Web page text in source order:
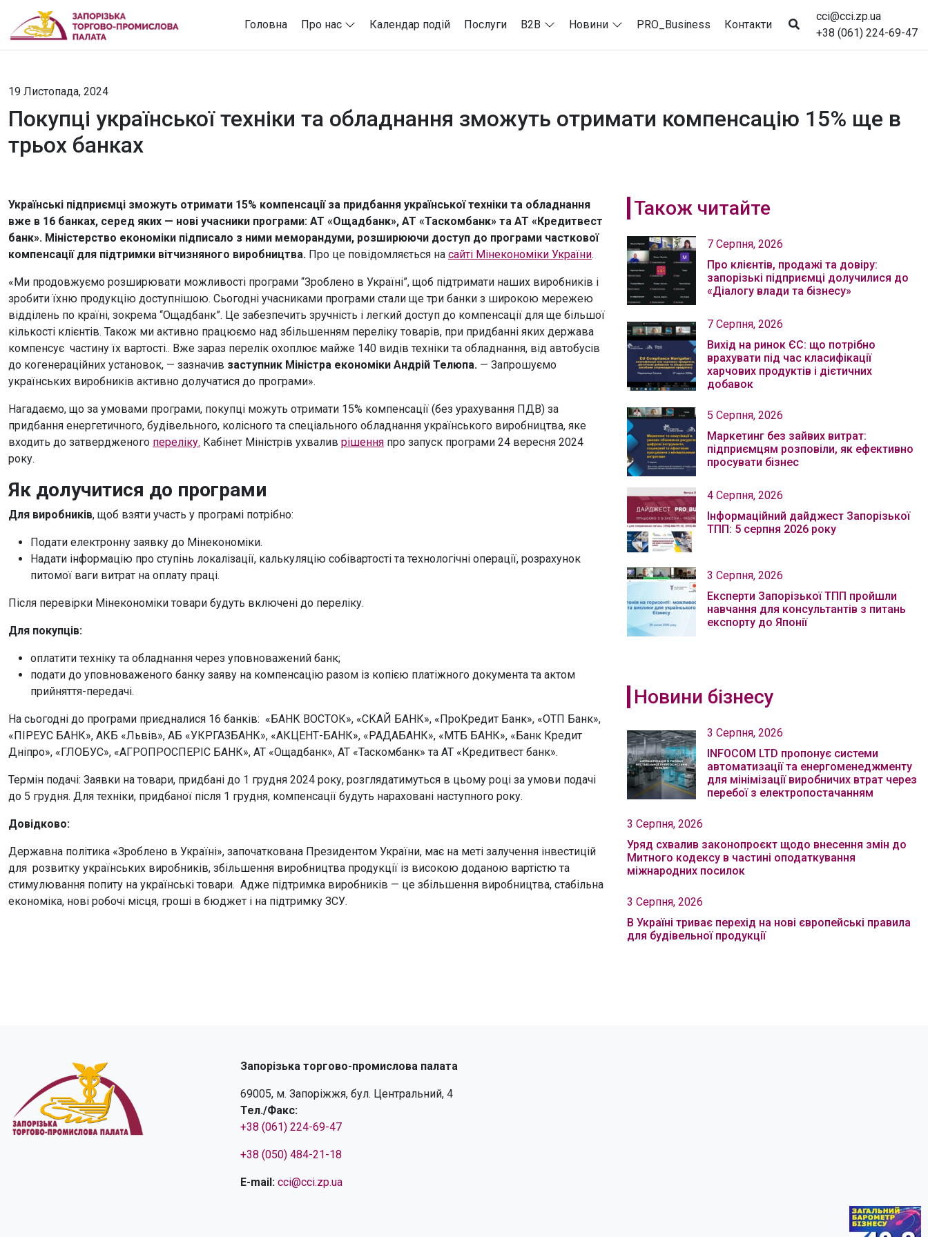
Головна Про нас Календар подій Послуги B2B Новини PRO_Business Контакти
cci@cci.zp.ua
+38 (061) 224-69-47
19 Листопада, 2024
Покупці української техніки та обладнання зможуть отримати компенсацію 15% ще в
трьох банках
Українські підприємці зможуть отримати 15% компенсації за придбання української техніки та обладнання
вже в 16 банках, серед яких — нові учасники програми: АТ «Ощадбанк», АТ «Таскомбанк» та АТ «Кредитвест
банк». Міністерство економіки підписало з ними меморандуми, розширюючи доступ до програми часткової
компенсації для підтримки вітчизняного виробництва. Про це повідомляється на сайті Мінекономіки України.
«Ми продовжуємо розширювати можливості програми “Зроблено в Україні”, щоб підтримати наших виробників і
зробити їхню продукцію доступнішою. Сьогодні учасниками програми стали ще три банки з широкою мережею
відділень по країні, зокрема “Ощадбанк”. Це забезпечить зручність і легкий доступ до компенсації для ще більшої
кількості клієнтів. Також ми активно працюємо над збільшенням переліку товарів, при придбанні яких держава
компенсує частину їх вартості.. Вже зараз перелік охоплює майже 140 видів техніки та обладнання, від автобусів
до когенераційних установок, — зазначив заступник Міністра економіки Андрій Телюпа. — Запрошуємо
українських виробників активно долучатися до програми».
Нагадаємо, що за умовами програми, покупці можуть отримати 15% компенсації (без урахування ПДВ) за
придбання енергетичного, будівельного, колісного та спеціального обладнання українського виробництва, яке
входить до затвердженого переліку. Кабінет Міністрів ухвалив рішення про запуск програми 24 вересня 2024
року.
Як долучитися до програми
Для виробників, щоб взяти участь у програмі потрібно:
Подати електронну заявку до Мінекономіки.
Надати інформацію про ступінь локалізації, калькуляцію собівартості та технологічні операції, розрахунок
питомої ваги витрат на оплату праці.
Після перевірки Мінекономіки товари будуть включені до переліку.
Для покупців:
оплатити техніку та обладнання через уповноважений банк;
подати до уповноваженого банку заяву на компенсацію разом із копією платіжного документа та актом
прийняття-передачі.
На сьогодні до програми приєдналися 16 банків: «БАНК ВОСТОК», «СКАЙ БАНК», «ПроКредит Банк», «ОТП Банк»,
«ПІРЕУС БАНК», АКБ «Львів», АБ «УКРГАЗБАНК», «АКЦЕНТ-БАНК», «РАДАБАНК», «МТБ БАНК», «Банк Кредит
Дніпро», «ГЛОБУС», «АГРОПРОСПЕРІС БАНК», АТ «Ощадбанк», АТ «Таскомбанк» та АТ «Кредитвест банк».
Термін подачі: Заявки на товари, придбані до 1 грудня 2024 року, розглядатимуться в цьому році за умови подачі
до 5 грудня. Для техніки, придбаної після 1 грудня, компенсації будуть нараховані наступного року.
Довідково:
Державна політика «Зроблено в Україні», започаткована Президентом України, має на меті залучення інвестицій
для розвитку українських виробників, збільшення виробництва продукції із високою доданою вартістю та
стимулювання попиту на українські товари. Адже підтримка виробників — це збільшення виробництва, стабільна
економіка, нові робочі місця, гроші в бюджет і на підтримку ЗСУ.
Також читайте
7 Серпня, 2026
Про клієнтів, продажі та довіру:
запорізькі підприємці долучилися до
«Діалогу влади та бізнесу»
7 Серпня, 2026
Вихід на ринок ЄС: що потрібно
врахувати під час класифікації
харчових продуктів і дієтичних
добавок
5 Серпня, 2026
Маркетинг без зайвих витрат:
підприємцям розповіли, як ефективно
просувати бізнес
4 Серпня, 2026
Інформаційний дайджест Запорізької
ТПП: 5 серпня 2026 року
3 Серпня, 2026
Експерти Запорізької ТПП пройшли
навчання для консультантів з питань
експорту до Японії
Новини бізнесу
3 Серпня, 2026
INFOCOM LTD пропонує системи
автоматизації та енергоменеджменту
для мінімізації виробничих втрат через
перебої з електропостачанням
3 Серпня, 2026
Уряд схвалив законопроєкт щодо внесення змін до
Митного кодексу в частині оподаткування
міжнародних посилок
3 Серпня, 2026
В Україні триває перехід на нові європейські правила
для будівельної продукції
Запорізька торгово-промислова палата
69005, м. Запоріжжя, бул. Центральний, 4
Тел./Факс:
+38 (061) 224-69-47
+38 (050) 484-21-18
E-mail: cci@cci.zp.ua